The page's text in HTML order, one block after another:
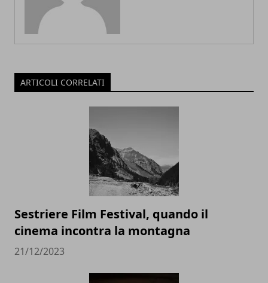
ARTICOLI CORRELATI
Sestriere Film Festival, quando il
cinema incontra la montagna
21/12/2023